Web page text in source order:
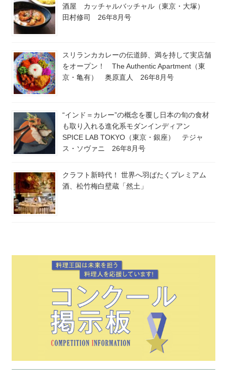
酒屋 カッチャルバッチャル（東京・大塚）
田村修司 26年8月号
スリランカカレーの伝道師、満を持して実店舗
をオープン！ The Authentic Apartment（東
京・亀有） 奥原直人 26年8月号
“インド＝カレー”の概念を覆し日本の旬の食材
も取り入れる進化系モダンインディアン
SPICE LAB TOKYO（東京・銀座） テジャ
ス・ソヴァニ 26年8月号
クラフト新時代！ 世界へ羽ばたくプレミアム
酒、松竹梅白壁蔵「然土」